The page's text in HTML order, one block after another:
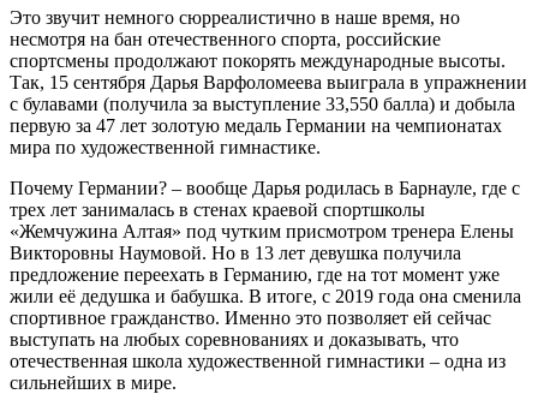
Это звучит немного сюрреалистично в наше время, но
несмотря на бан отечественного спорта, российские
спортсмены продолжают покорять международные высоты.
Так, 15 сентября Дарья Варфоломеева выиграла в упражнении
с булавами (получила за выступление 33,550 балла) и добыла
первую за 47 лет золотую медаль Германии на чемпионатах
мира по художественной гимнастике.
Почему Германии? – вообще Дарья родилась в Барнауле, где с
трех лет занималась в стенах краевой спортшколы
«Жемчужина Алтая» под чутким присмотром тренера Елены
Викторовны Наумовой. Но в 13 лет девушка получила
предложение переехать в Германию, где на тот момент уже
жили её дедушка и бабушка. В итоге, с 2019 года она сменила
спортивное гражданство. Именно это позволяет ей сейчас
выступать на любых соревнованиях и доказывать, что
отечественная школа художественной гимнастики – одна из
сильнейших в мире.